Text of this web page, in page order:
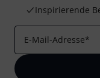
Inspirierende
E-Mail-Adresse*